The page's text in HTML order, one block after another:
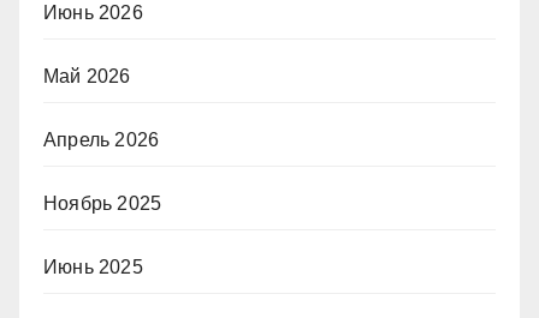
Июнь 2026
Май 2026
Апрель 2026
Ноябрь 2025
Июнь 2025